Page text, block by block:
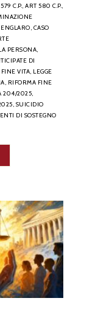
C.P., ART 580 C.P.,
ENGLARO, CASO
PERSONA,
DI
FINE VITA, LEGGE
RIFORMA FINE
204/2025,
SUICIDIO
DI SOSTEGNO